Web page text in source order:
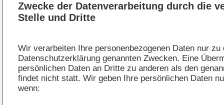
Zwecke der Datenverarbeitung durch die
Stelle und Dritte
Wir verarbeiten Ihre personenbezogenen Daten nur zu
Datenschutzerklärung genannten Zwecken. Eine
persönlichen Daten an Dritte zu anderen als den
findet nicht statt. Wir geben Ihre persönlichen Daten
wenn: